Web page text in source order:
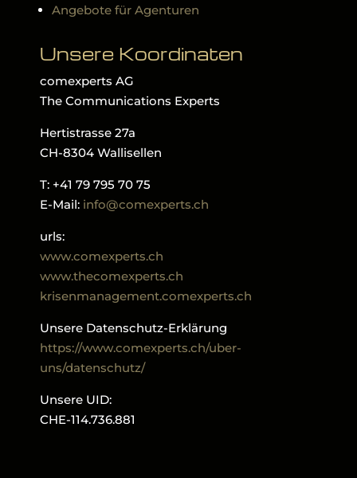
Angebote für Agenturen
Unsere Koordinaten
comexperts AG
The Communications Experts
Hertistrasse 27a
CH-8304 Wallisellen
T: +41 79 795 70 75
E-Mail: info@comexperts.ch
urls:
www.comexperts.ch
www.thecomexperts.ch
krisenmanagement.comexperts.ch
Unsere Datenschutz-Erklärung
https://www.comexperts.ch/uber-
uns/datenschutz/
Unsere UID:
CHE-114.736.881